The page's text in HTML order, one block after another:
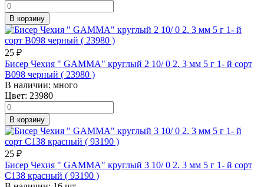
В корзину
25 ₽
Бисер Чехия " GAMMA" круглый 2 10/ 0 2. 3 мм 5 г 1- й сорт
B098 черный ( 23980 )
В наличии: много
Цвет: 23980
В корзину
25 ₽
Бисер Чехия " GAMMA" круглый 3 10/ 0 2. 3 мм 5 г 1- й сорт
C138 красный ( 93190 )